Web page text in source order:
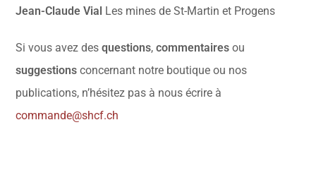
Jean-Claude Vial Les mines de St-Martin et Progens
Si vous avez desquestions,commentaires ou
suggestions concernant notre boutique ou nos
publications, n’hésitez pas à nous écrire à
commande@shcf.ch